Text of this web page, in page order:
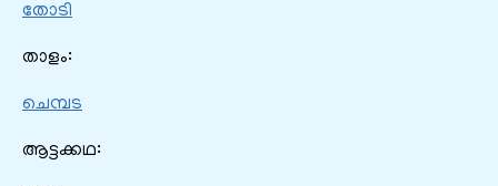
തോടി
താളം:
ചെമ്പട
ആട്ടക്കഥ: